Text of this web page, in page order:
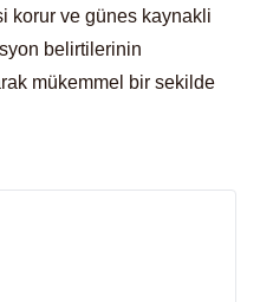
korur ve günes kaynakli
belirtilerinin
mükemmel bir sekilde